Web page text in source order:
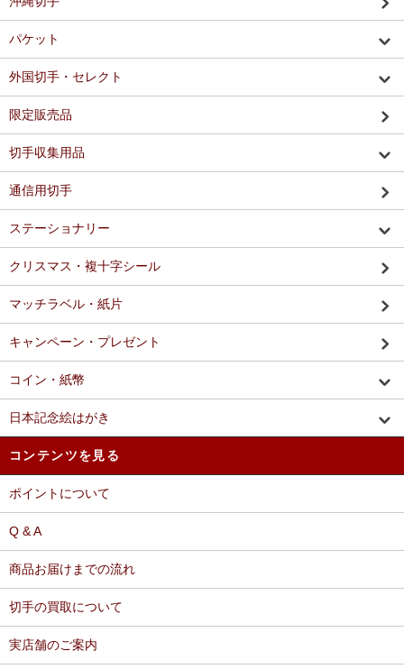
パケット
外国切手・セレクト
限定販売品
切手収集用品
通信用切手
ステーショナリー
クリスマス・複十字シール
マッチラベル・紙片
キャンペーン・プレゼント
コイン・紙幣
日本記念絵はがき
コンテンツを見る
ポイントについて
Q & A
商品お届けまでの流れ
切手の買取について
実店舗のご案内